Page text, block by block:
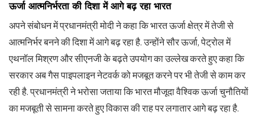
ऊर्जा आत्मनिर्भरता की दिशा में आगे बढ़ रहा भारत
अपने संबोधन में प्रधानमंत्री मोदी ने कहा कि भारत ऊर्जा क्षेत्र में तेजी से
आत्मनिर्भर बनने की दिशा में आगे बढ़ रहा है. उन्होंने सौर ऊर्जा, पेट्रोल में
एथनॉल मिश्रण और सीएनजी के बढ़ते उपयोग का उल्लेख करते हुए कहा कि
सरकार अब गैस पाइपलाइन नेटवर्क को मजबूत करने पर भी तेजी से काम कर
रही है. प्रधानमंत्री ने भरोसा जताया कि भारत मौजूदा वैश्विक ऊर्जा चुनौतियों
का मजबूती से सामना करते हुए विकास की राह पर लगातार आगे बढ़ रहा है.